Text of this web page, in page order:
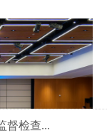
督检查...